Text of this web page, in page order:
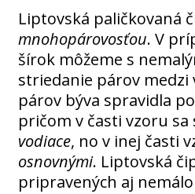
Liptovská paličkovaná
mnohopárovosťou. V
šírok môžeme s
striedanie párov medzi
párov býva spravidla
pričom v časti vzoru sa
vodiace, no v inej časti
osnovnými. Liptovská
pripravených aj